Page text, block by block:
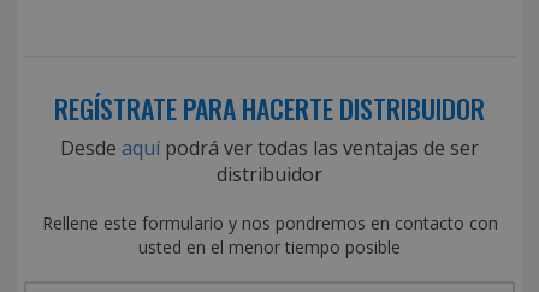
REGÍSTRATE PARA HACERTE DISTRIBUIDOR
Desde aquípodrá ver todas las ventajas de ser
distribuidor
Rellene este formulario y nos pondremos en contacto con
usted en el menor tiempo posible